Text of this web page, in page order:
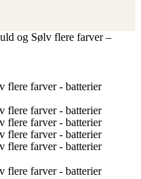
og Sølv flere farver –